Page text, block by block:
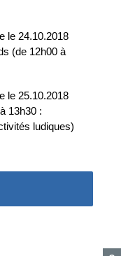
le 24.10.2018
(de 12h00 à
le 25.10.2018
13h30 :
ludiques)